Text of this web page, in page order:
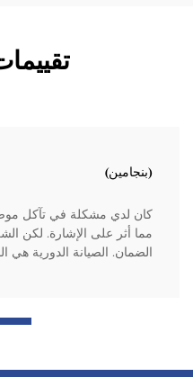
(بنجامين)
كان لدي مشكلة في تآكل
مما أثر على الإشارة. لكن
الضمان. الصيانة الدورية هي